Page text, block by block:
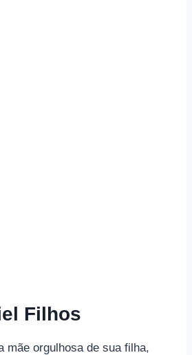
Filhos
mãe orgulhosa de sua filha,